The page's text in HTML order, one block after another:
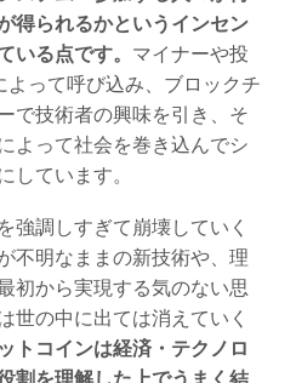
得られるかというインセン
いる点です。 マイナーや投
って呼び込み、ブロックチ
で技術者の興味を引き、そ
よって社会を巻き込んでシ
しています。
強調しすぎて崩壊していく
不明なままの新技術や、理
初から実現する気のない思
世の中に出ては消えていく
トコインは経済・テクノロ
割を理解した上でうまく結